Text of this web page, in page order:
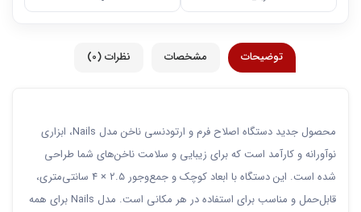
توضیحات مشخصات نظرات (0)
محصول جدید دستگاه اصلاح فرم و ارتودنسی ناخن مدل Nails، ابزاری
نوآورانه و کارآمد است که برای زیبایی و سلامت ناخن‌های شما طراحی
شده است. این دستگاه با ابعاد کوچک و جمع‌وجور ۲.۵ × ۴ سانتی‌متری،
قابل‌حمل و مناسب برای استفاده در هر مکانی است. مدل Nails برای همه